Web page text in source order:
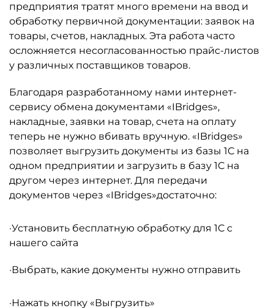
предприятия тратят много времени на ввод и
обработку первичной документации: заявок на
товары, счетов, накладных. Эта работа часто
осложняется несогласованностью прайс-листов
у различных поставщиков товаров.
Благодаря разработанному нами интернет-
сервису обмена документами «IBridges»,
накладные, заявки на товар, счета на оплату
теперь не нужно вбивать вручную. «IBridges»
позволяет выгрузить документы из базы 1С на
одном предприятии и загрузить в базу 1С на
другом через интернет. Для передачи
документов через «IBridges»достаточно:
·Установить бесплатную обработку для 1С с
нашего сайта
·Выбрать, какие документы нужно отправить
·Нажать кнопку «Выгрузить»